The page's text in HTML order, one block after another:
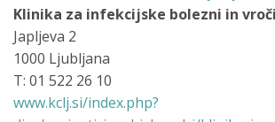
Klinika za infekcijske bolezni in
Japljeva 2
1000 Ljubljana
T: 01 522 26 10
www.kclj.si/index.php?